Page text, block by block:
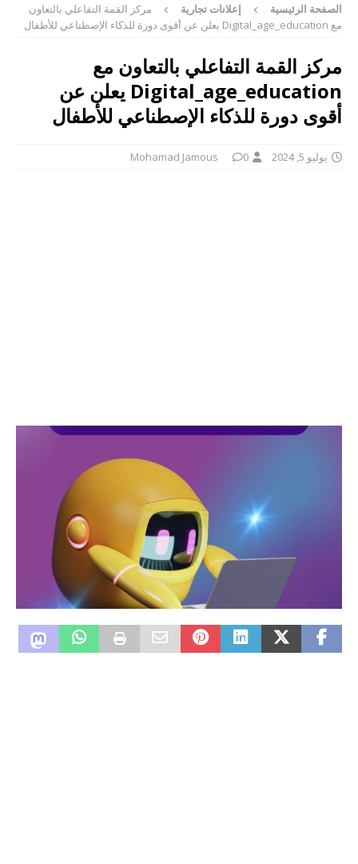
الصفحة الرئيسية إعلانات تجارية
مركز القمة التفاعلي بالتعاون
مع Digital_age_education يعلن عن أقوى دورة للذكاء الإصطناعي للأطفال
مركز القمة التفاعلي بالتعاون مع
Digital_age_education يعلن عن
أقوى دورة للذكاء الإصطناعي للأطفال
يوليو 5, 2024 Mohamad Jamous 0